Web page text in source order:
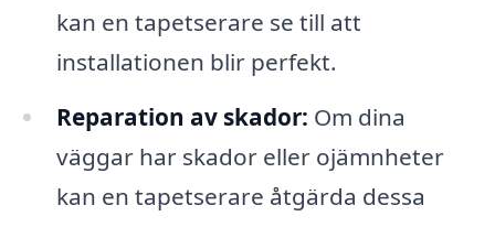
kan en tapetserare se till att
installationen blir perfekt.
Reparation av skador: Om dina
väggar har skador eller ojämnheter
kan en tapetserare åtgärda dessa